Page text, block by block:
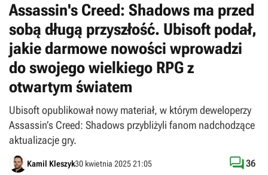
Assassin's Creed: Shadows ma przed
sobą długą przyszłość. Ubisoft podał,
jakie darmowe nowości wprowadzi
do swojego wielkiego RPG z
otwartym światem
Ubisoft opublikował nowy materiał, w którym deweloperzy
Assassin’s Creed: Shadows przybliżyli fanom nadchodzące
aktualizacje gry.
Kamil Kleszyk30 kwietnia 2025 21:05 36